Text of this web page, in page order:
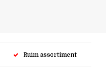
Ruim assortiment